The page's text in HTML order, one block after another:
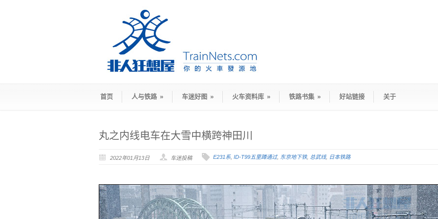
首页 人与铁路 » 车迷好图 » 火车资料库 » 铁路书集 » 好站链接 关于
丸之内线电车在大雪中横跨神田川
2022年01月13日 车迷投稿 E231系, ID-T99五里蹲通过, 东京地下铁, 总武线, 日本铁路